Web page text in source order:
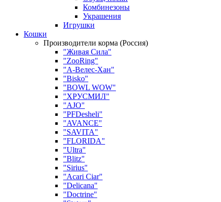
Комбинезоны
Украшения
Игрушки
Кошки
Производители корма (Россия)
"Живая Сила"
"ZooRing"
"А-Велес-Хан"
"Bisko"
"BOWL WOW"
"ХРУСМИЛ"
"AJO"
"PFDesheli"
"AVANCE"
"SAVITA"
"FLORIDA"
"Ultra"
"Blitz"
"Sirius"
"Acari Ciar"
"Delicana"
"Doctrine"